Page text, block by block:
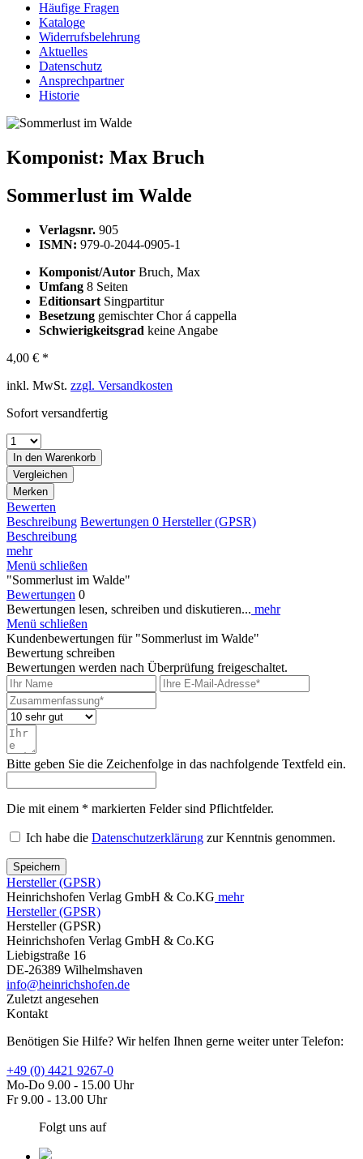
Häufige Fragen
Kataloge
Widerrufsbelehrung
Aktuelles
Datenschutz
Ansprechpartner
Historie
Komponist: Max Bruch
Sommerlust im Walde
Verlagsnr. 905
ISMN: 979-0-2044-0905-1
Komponist/Autor Bruch, Max
Umfang 8 Seiten
Editionsart Singpartitur
Besetzung gemischter Chor á cappella
Schwierigkeitsgrad keine Angabe
4,00 € *
inkl. MwSt. zzgl. Versandkosten
Sofort versandfertig
In den Warenkorb
Vergleichen
Merken
Bewerten
Beschreibung Bewertungen 0 Hersteller (GPSR)
Beschreibung
mehr
Menü schließen
"Sommerlust im Walde"
Bewertungen 0
Bewertungen lesen, schreiben und diskutieren... mehr
Menü schließen
Kundenbewertungen für "Sommerlust im Walde"
Bewertung schreiben
Bewertungen werden nach Überprüfung freigeschaltet.
Bitte geben Sie die Zeichenfolge in das nachfolgende Textfeld ein.
Die mit einem * markierten Felder sind Pflichtfelder.
Ich habe die Datenschutzerklärung zur Kenntnis genommen.
Speichern
Hersteller (GPSR)
Heinrichshofen Verlag GmbH & Co.KG mehr
Hersteller (GPSR)
Hersteller (GPSR)
Heinrichshofen Verlag GmbH & Co.KG
Liebigstraße 16
DE-26389 Wilhelmshaven
info@heinrichshofen.de
Zuletzt angesehen
Kontakt
Benötigen Sie Hilfe? Wir helfen Ihnen gerne weiter unter Telefon:
+49 (0) 4421 9267-0
Mo-Do 9.00 - 15.00 Uhr
Fr 9.00 - 13.00 Uhr
Folgt uns auf